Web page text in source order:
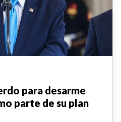
para desarme
parte de su plan